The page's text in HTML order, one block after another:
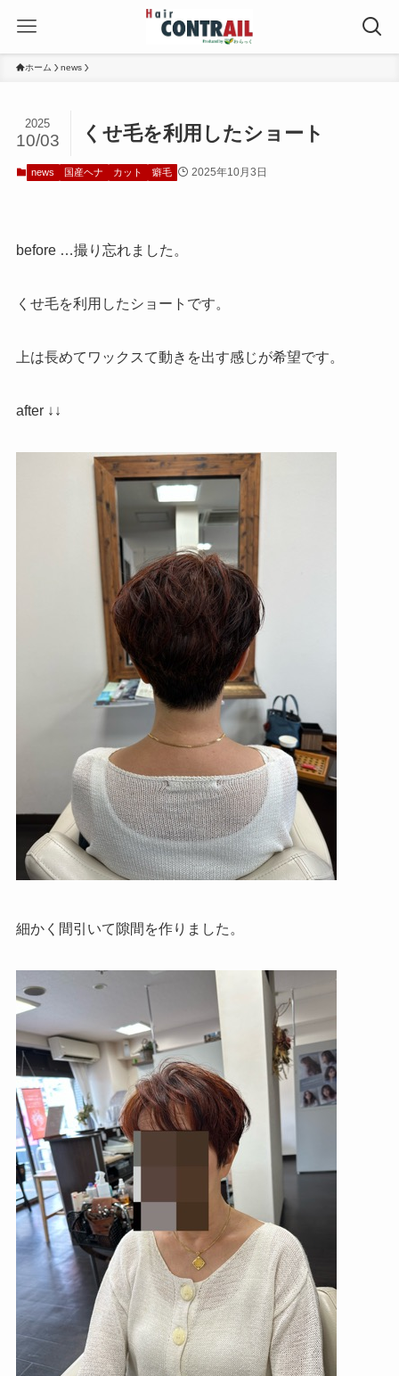
ホーム news
くせ毛を利用したショート
2025
10/03
news 国産ヘナ カット 癖毛 2025年10月3日
before …撮り忘れました。
くせ毛を利用したショートです。
上は長めてワックスて動きを出す感じが希望です。
after ↓↓
細かく間引いて隙間を作りました。